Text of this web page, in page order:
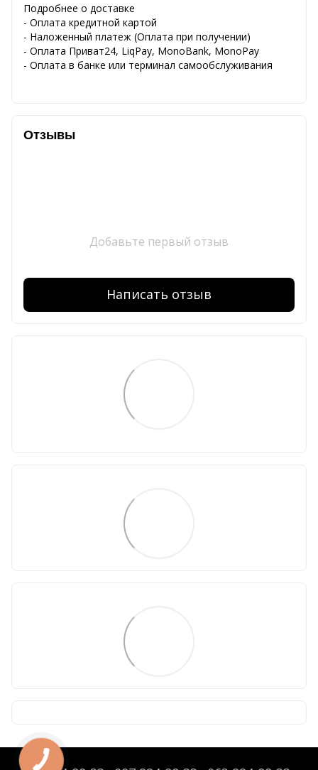
Подробнее о доставке
- Оплата кредитной картой
- Наложенный платеж (Оплата при получении)
- Оплата Приват24, LiqPay, MonoBank, MonoPay
- Оплата в банке или терминал самообслуживания
Отзывы
Добавьте первый отзыв
Написать отзыв